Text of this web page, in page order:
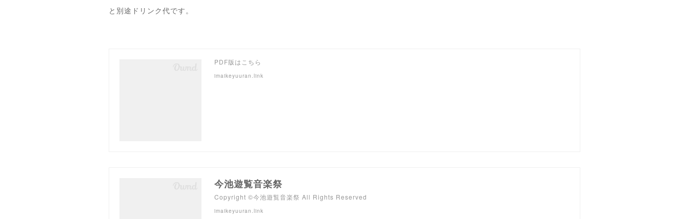
と別途ドリンク代です。
PDF版はこちら
imaikeyuuran.link
今池遊覧音楽祭
Copyright ©今池遊覧音楽祭 All Rights Reserved
imaikeyuuran.link